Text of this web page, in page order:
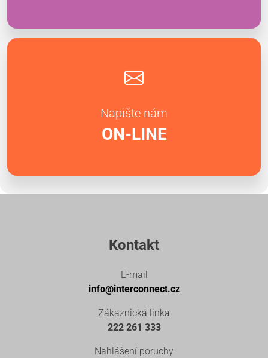
Napište nám
ON-LINE
Kontakt
E-mail
info@interconnect.cz
Zákaznická linka
222 261 333
Nahlášení poruchy